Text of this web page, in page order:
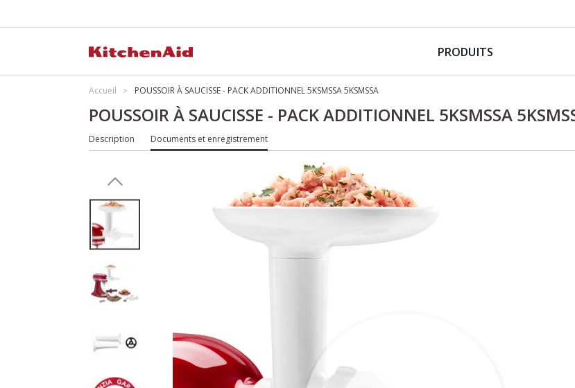
PRODUITS
Accueil POUSSOIR À SAUCISSE - PACK ADDITIONNEL 5KSMSSA 5KSMSSA
POUSSOIR À SAUCISSE - PACK ADDITIONNEL 5KSMSSA
Description Documents et enregistrement